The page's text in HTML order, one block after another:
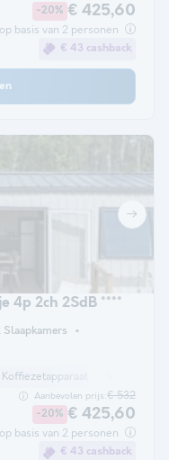
-20% € 425,60
basis van 2 personen
€ 43 cashback
4p 2ch 2SdB ****
Slaapkamers
Koffiezetapparaat
Aanbevolen prijs:€ 532
-20% € 425,60
basis van 2 personen
€ 43 cashback